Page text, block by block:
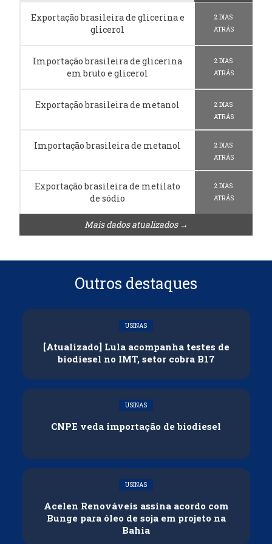
Exportação brasileira de glicerina e
glicerol
2 DIAS
ATRÁS
Importação brasileira de glicerina
em bruto e glicerol
2 DIAS
ATRÁS
Exportação brasileira de metanol
2 DIAS
ATRÁS
Importação brasileira de metanol
2 DIAS
ATRÁS
Exportação brasileira de metilato
de sódio
2 DIAS
ATRÁS
Mais dados atualizados →
Outros destaques
USINAS
[Atualizado] Lula acompanha testes de
biodiesel no IMT, setor cobra B17
USINAS
CNPE veda importação de biodiesel
USINAS
Acelen Renováveis assina acordo com
Bunge para óleo de soja em projeto na
Bahia